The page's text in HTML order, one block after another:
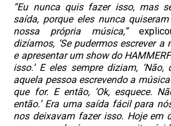
“Eu nunca quis fazer isso, mas
saída, porque eles nunca
nossa própria música,”
dizíamos, ‘Se pudermos escrever
e apresentar um show do
isso.’ E eles sempre diziam,
aquela pessoa escrevendo a música
que for. E então, ‘Ok, esquece.
então.’ Era uma saída fácil para
nos deixavam fazer isso. Hoje em